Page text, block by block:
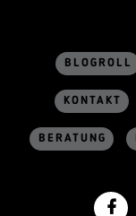
BLOGROLL
KONTAKT
BERATUNG